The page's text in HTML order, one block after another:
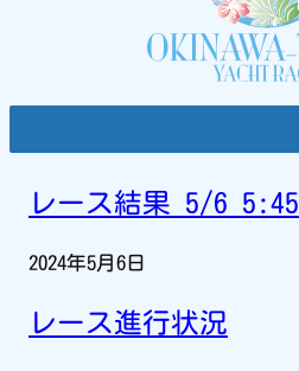
レース結果 5/6 5:45
2024年5月6日
レース進行状況